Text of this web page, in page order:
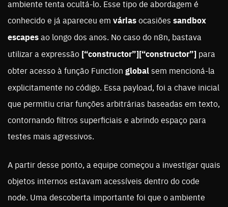
ambiente tenta ocultá-lo. Esse tipo de abordagem é
conhecido e já apareceu em váriasocasiões sandbox
escapesao longo dos anos. No caso do n8n, bastava
utilizar a expressão [“constructor”][“constructor”] para
obter acesso à função Function globalsem mencioná-la
explicitamente no código. Essa payload, foi a chave inicial
que permitiu criar funções arbitrárias baseadas em texto,
contornando filtros superficiais e abrindo espaço para
testes mais agressivos.
A partir desse ponto, a equipe começou a investigar quais
objetos internos estavam acessíveis dentro do code
node. Uma descoberta importante foi que o ambiente